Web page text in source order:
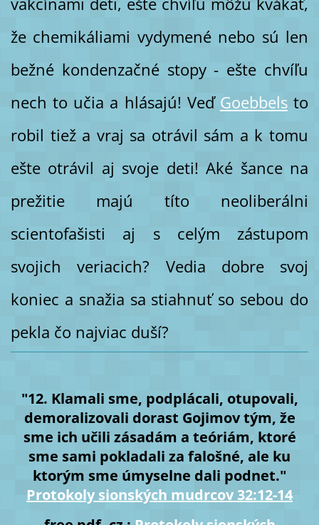
že chemikáliami vydymené nebo sú len
bežné kondenzačné stopy - ešte chvíľu
nech to učia a hlásajú! Veď Goebbelsto
robil tiež a vraj sa otrávil sám a k tomu
ešte otrávil aj svoje deti! Aké šance na
prežitie majú títo neoliberálni
scientofašisti aj s celým zástupom
svojich veriacich? Vedia dobre svoj
koniec a snažia sa stiahnuť so sebou do
pekla čo najviac duší?
"12. Klamali sme, podplácali, otupovali,
demoralizovali dorast Gojimov tým, že
sme ich učili zásadám a teóriám, ktoré
sme sami pokladali za falošné, ale ku
ktorým sme úmyselne dali podnet."
Protokoly sionských mudrcov 32:12-14